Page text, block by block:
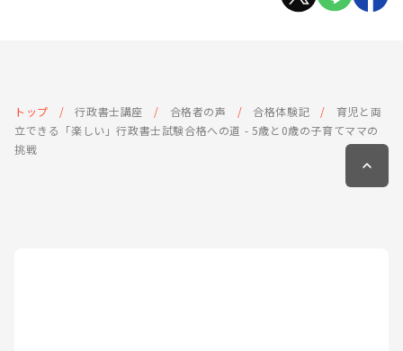
トップ 行政書士講座 合格者の声 合格体験記
育児と両
立できる「楽しい」行政書士試験合格への道 - 5歳と0歳の子育てママの
挑戦